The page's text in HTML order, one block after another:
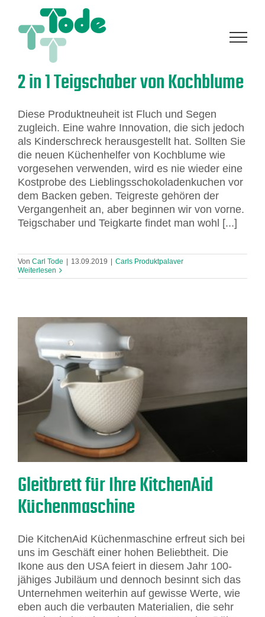
springen
2 in 1 Teigschaber von Kochblume
Diese Produktneuheit ist Fluch und Segen
zugleich. Eine wahre Innovation, die sich jedoch
als Kinderschreck herausgestellt hat. Sollten Sie
die neuen Küchenhelfer von Kochblume wie
vorgesehen verwenden, wird es nie wieder eine
Kostprobe des Lieblingsschokoladenkuchen vor
dem Backen geben. Teigreste gehören der
Vergangenheit an, aber beginnen wir von vorne.
Teigschaber und Teigkarte findet man wohl [...]
Von Carl Tode 13.09.2019
Carls Produktpalaver
Weiterlesen
Gleitbrett für Ihre KitchenAid
Küchenmaschine
Die KitchenAid Küchenmaschine erfreut sich bei
uns im Geschäft einer hohen Beliebtheit. Die
Ikone aus den USA feiert in diesem Jahr 100-
jähiges Jubiläum und dennoch besinnt sich das
Unternehmen weiterhin auf gewisse Werte, wie
eben auch die verbauten Materialien, die sehr